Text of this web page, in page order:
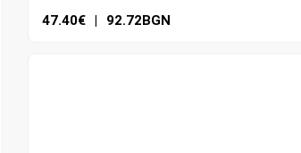
47.40€ | 92.72BGN